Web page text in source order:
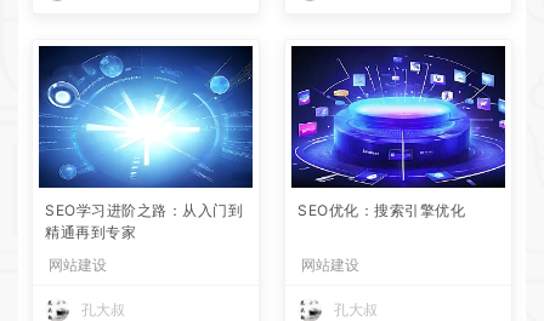
SEO学习进阶之路：从入门到
精通再到专家
网站建设
孔大叔
SEO优化：搜索引擎优化
网站建设
孔大叔